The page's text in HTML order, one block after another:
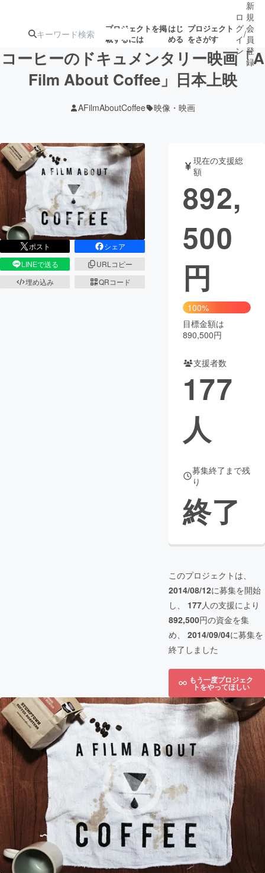
プロジェクトを掲
載するには
はじ
める
プロジェクト
をさがす
ターン
ジェクト
募集終了が近いプ
ロジェクト
アート・写真 音楽
テクノロジー・ガジェット ゲーム・サ
映像・映画
ビジネス・起業
まちづくり・地域活性化
CAMPFIRE Creation
コミュニティ
ロ
グ
イ
ン
/
新
規
会
員
登
録
コーヒーのドキュメンタリー映画「A
Film About Coffee」日本上映
AFilmAboutCoffee 映像・映画
ポスト
シェア
LINEで送る
URLコピー
埋め込み
QRコード
現在の支援総
額
892,
500
円
100%
目標金額は
890,500円
支援者数
177
人
募集終了まで残
り
終了
このプロジェクトは、
2014/08/12に募集を開始
し、 177人の支援により
892,500円の資金を集
め、 2014/09/04に募集を
終了しました
もう一度プロジェク
トをやってほしい